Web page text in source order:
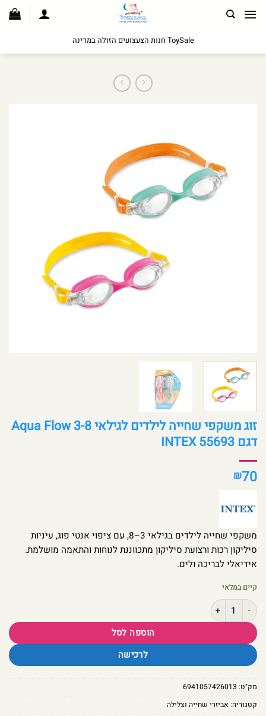
לתוכן
ToySale חנות הצעצועים הזולה במדינה
זוג משקפי שחייה לילדים לגילאי 3-8 Aqua Flow
דגם 55693 INTEX
₪70
משקפי שחייה לילדים בגילאי 3–8, עם ציפוי אנטי פוג, עיניות
סיליקון רכות ורצועת סיליקון מתכווננת לנוחות והתאמה מושלמת.
אידיאלי לבריכה ולים.
קיים במלאי
כמות של זוג משקפי שחייה לילדים לגילאי 3-8 Aqua Flow דגם 55693 INTEX
הוספה לסל
לרכישה
מק"ט: 6941057426013
קטגוריה: אביזרי שחייה וצלילה